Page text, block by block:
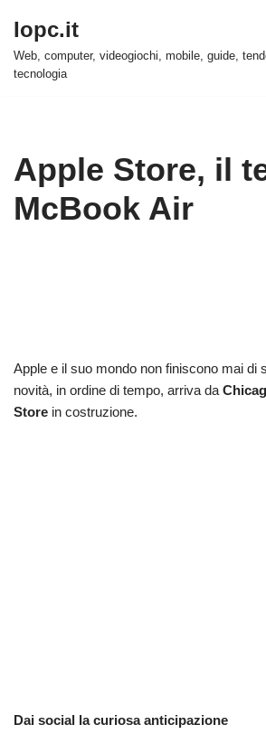
Vai
al
Iopc.it
Web, computer, videogiochi, mobile, guide,
tecnologia
Apple Store, il
McBook Air
Apple e il suo mondo non finiscono mai di
novità, in ordine di tempo, arriva da
Store in costruzione.
Dai social la curiosa anticipazione